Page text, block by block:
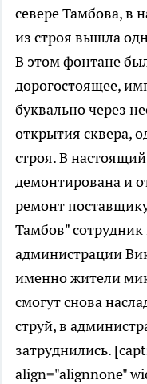
севере Тамбова, в
из строя вышла
В этом фонтане
дорогостоящее,
буквально через
открытия сквера,
строя. В
демонтирована и
ремонт
Тамбов"
администрации
именно жители
смогут снова
струй, в
затруднились.
align="alignnone"